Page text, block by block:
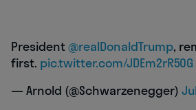
President@realDonaldTrump,
first. pic.twitter.com/JDEm2rR50G
— Arnold (@Schwarzenegger)